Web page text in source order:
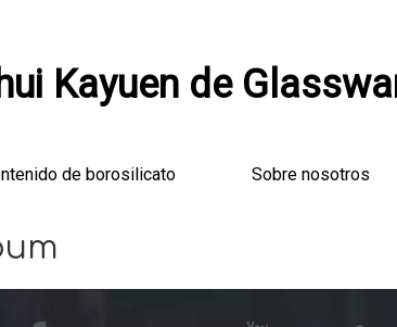
Kayuen de
de borosilicato Sobre nosotros